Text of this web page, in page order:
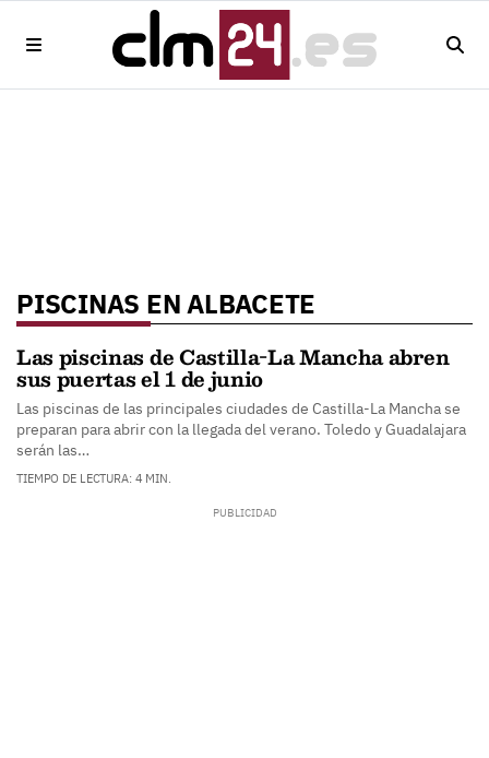
PISCINAS EN ALBACETE
Las piscinas de Castilla-La Mancha abren
sus puertas el 1 de junio
Las piscinas de las principales ciudades de Castilla-La Mancha se
preparan para abrir con la llegada del verano. Toledo y Guadalajara
serán las…
TIEMPO DE LECTURA: 4 MIN.